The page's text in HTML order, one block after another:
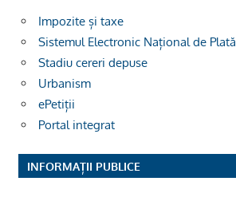
Impozite și taxe
Sistemul Electronic Național de Plată
Stadiu cereri depuse
Urbanism
ePetiții
Portal integrat
INFORMAȚII PUBLICE